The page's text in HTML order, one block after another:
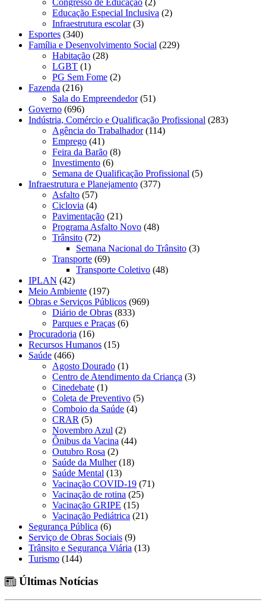
Educação Especial Inclusiva (2)
Infraestrutura escolar(3)
Esportes (340)
Família e Desenvolvimento Social (229)
Habitação (28)
LGBT (1)
PG Sem Fome (2)
Fazenda (216)
Sala do Empreendedor(51)
Governo (696)
Indústria, Comércio e Qualificação Profissional (283)
Agência do Trabalhador(114)
Emprego (41)
Feira da Barão (8)
Investimento (6)
Semana de Qualificação Profissional (5)
Infraestrutura e Planejamento (377)
Asfalto (57)
Ciclovia (4)
Pavimentação (21)
Programa Asfalto Novo (48)
Trânsito (72)
Semana Nacional do Trânsito (3)
Transporte (69)
Transporte Coletivo (48)
IPLAN (42)
Meio Ambiente (197)
Obras e Serviços Públicos (969)
Diário de Obras (833)
Parques e Praças (6)
Procuradoria (16)
Recursos Humanos (15)
Saúde (466)
Agosto Dourado (1)
Centro de Atendimento da Criança (3)
Cinedebate (1)
Coleta de Preventivo (5)
Comboio da Saúde (4)
CRAR (5)
Novembro Azul (2)
Ônibus da Vacina (44)
Outubro Rosa (2)
Saúde da Mulher(18)
Saúde Mental (13)
Vacinação COVID-19 (71)
Vacinação de rotina (25)
Vacinação GRIPE (15)
Vacinação Pediátrica (21)
Segurança Pública (6)
Serviço de Obras Sociais (9)
Trânsito e Segurança Viária (13)
Turismo (144)
Últimas Notícias